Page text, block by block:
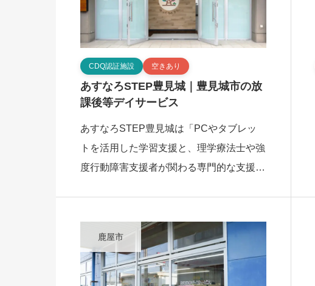
CDQ認証施設 空きあり
あすなろSTEP豊見城｜豊見城市の放
課後等デイサービス
あすなろSTEP豊見城は「PCやタブレッ
トを活用した学習支援と、理学療法士や強
度行動障害支援者が関わる専門的な支援体
鹿屋市